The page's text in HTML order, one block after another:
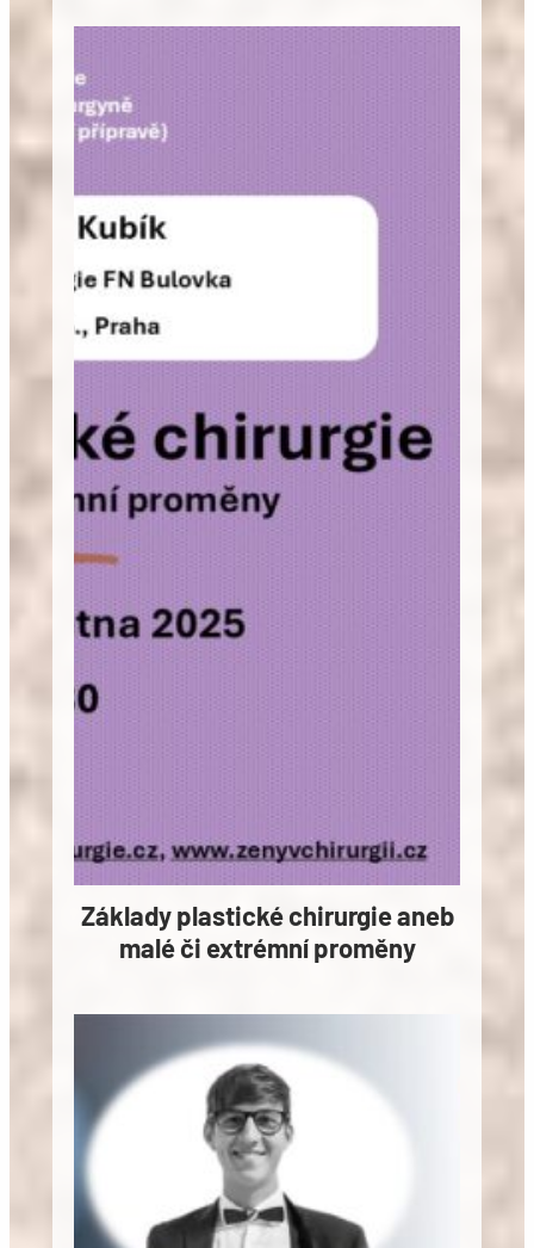
Základy plastické chirurgie aneb
malé či extrémní proměny